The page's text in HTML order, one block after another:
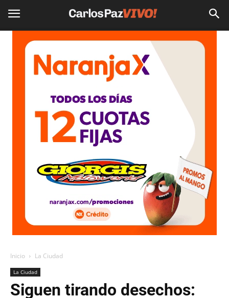
Inicio La Ciudad
La Ciudad
Siguen tirando desechos: